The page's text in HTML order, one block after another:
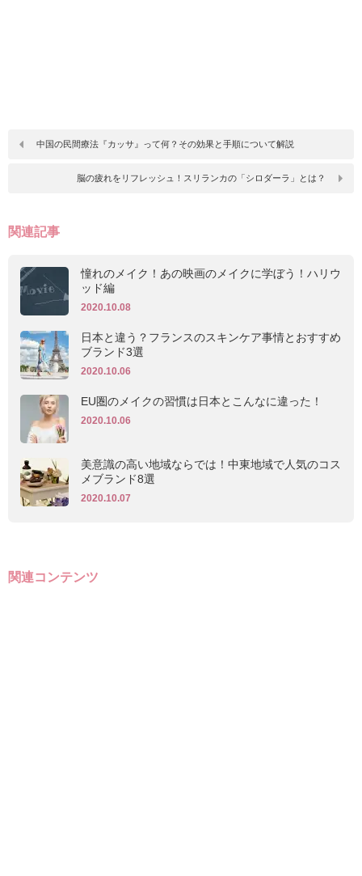
中国の民間療法『カッサ』って何？その効果と手順について解説
脳の疲れをリフレッシュ！スリランカの「シロダーラ」とは？
関連記事
憧れのメイク！あの映画のメイクに学ぼう！ハリウ
ッド編
2020.10.08
日本と違う？フランスのスキンケア事情とおすすめ
ブランド3選
2020.10.06
EU圏のメイクの習慣は日本とこんなに違った！
2020.10.06
美意識の高い地域ならでは！中東地域で人気のコス
メブランド8選
2020.10.07
関連コンテンツ